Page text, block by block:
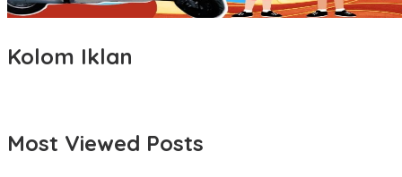
Kolom Iklan
Most Viewed Posts